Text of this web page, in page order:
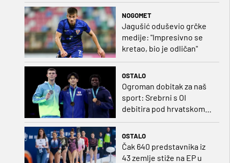
NOGOMET
Jagušić oduševio grčke
medije: "Impresivno se
kretao, bio je odličan"
OSTALO
Ogroman dobitak za naš
sport: Srebrni s OI
debitira pod hrvatskom
OSTALO
Čak 640 predstavnika iz
43 zemlje stiže na EP u